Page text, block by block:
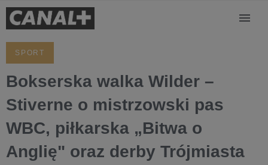
SPORT
Bokserska walka Wilder –
Stiverne o mistrzowski pas
WBC, piłkarska „Bitwa o
Anglię" oraz derby Trójmiasta